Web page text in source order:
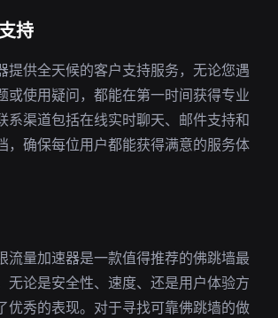
持
提供全天候的客户支持服务，无论您遇
或使用疑问，都能在第一时间获得专业
系渠道包括在线实时聊天、邮件支持和
，确保每位用户都能获得满意的服务体
流量加速器是一款值得推荐的佛跳墙最
无论是安全性、速度、还是用户体验方
优秀的表现。对于寻找可靠佛跳墙的做